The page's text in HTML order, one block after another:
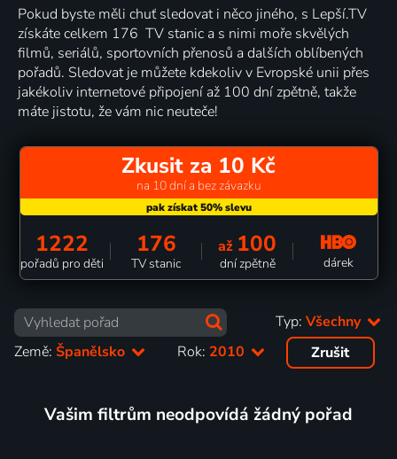
Pokud byste měli chuť sledovat i něco jiného, s Lepší.TV
získáte celkem 176 TV stanic a s nimi moře skvělých
filmů, seriálů, sportovních přenosů a dalších oblíbených
pořadů. Sledovat je můžete kdekoliv v Evropské unii přes
jakékoliv internetové připojení až 100 dní zpětně, takže
máte jistotu, že vám nic neuteče!
Zkusit za 10 Kč
na 10 dní a bez závazku
1222
pořadů pro děti
176
TV stanic
až 100
dní zpětně dárek
Typ: Všechny
Země: Španělsko Rok: 2010 Zrušit
Vašim filtrům neodpovídá žádný pořad